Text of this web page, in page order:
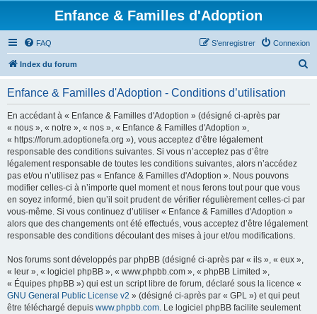
Enfance & Familles d'Adoption
FAQ Connexion
S’enregistrer
Index du forum
Enfance & Familles d'Adoption - Conditions d’utilisation
En accédant à « Enfance & Familles d'Adoption » (désigné ci-après par
« nous », « notre », « nos », « Enfance & Familles d'Adoption »,
« https://forum.adoptionefa.org »), vous acceptez d’être légalement
responsable des conditions suivantes. Si vous n’acceptez pas d’être
légalement responsable de toutes les conditions suivantes, alors n’accédez
pas et/ou n’utilisez pas « Enfance & Familles d'Adoption ». Nous pouvons
modifier celles-ci à n’importe quel moment et nous ferons tout pour que vous
en soyez informé, bien qu’il soit prudent de vérifier régulièrement celles-ci par
vous-même. Si vous continuez d’utiliser « Enfance & Familles d'Adoption »
alors que des changements ont été effectués, vous acceptez d’être légalement
responsable des conditions découlant des mises à jour et/ou modifications.
Nos forums sont développés par phpBB (désigné ci-après par « ils », « eux »,
« leur », « logiciel phpBB », « www.phpbb.com », « phpBB Limited »,
« Équipes phpBB ») qui est un script libre de forum, déclaré sous la licence «
GNU General Public License v2 » (désigné ci-après par « GPL ») et qui peut
être téléchargé depuis www.phpbb.com. Le logiciel phpBB facilite seulement